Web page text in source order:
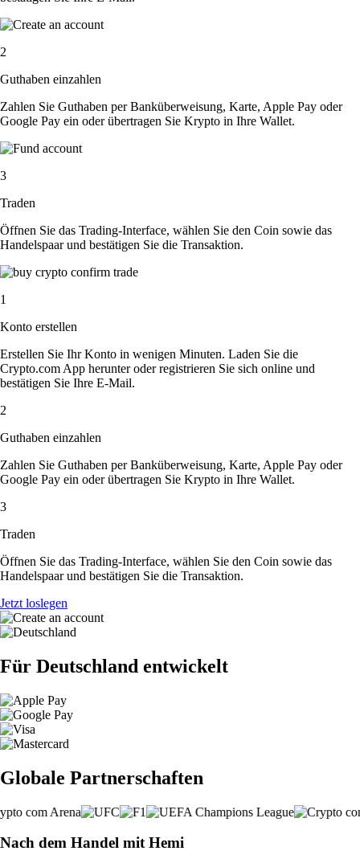
2
Guthaben einzahlen
Zahlen Sie Guthaben per Banküberweisung, Karte, Apple Pay oder
Google Pay ein oder übertragen Sie Krypto in Ihre Wallet.
3
Traden
Öffnen Sie das Trading-Interface, wählen Sie den Coin sowie das
Handelspaar und bestätigen Sie die Transaktion.
1
Konto erstellen
Erstellen Sie Ihr Konto in wenigen Minuten. Laden Sie die
Crypto.com App herunter oder registrieren Sie sich online und
bestätigen Sie Ihre E-Mail.
2
Guthaben einzahlen
Zahlen Sie Guthaben per Banküberweisung, Karte, Apple Pay oder
Google Pay ein oder übertragen Sie Krypto in Ihre Wallet.
3
Traden
Öffnen Sie das Trading-Interface, wählen Sie den Coin sowie das
Handelspaar und bestätigen Sie die Transaktion.
Jetzt loslegen
Für Deutschland entwickelt
Globale Partnerschaften
Nach dem Handel mit Hemi